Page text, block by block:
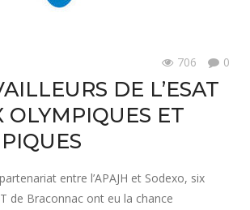
706 0
DE L’ESAT
OLYMPIQUES ET
entre l’APAJH et Sodexo, six
de Braconnac ont eu la chance